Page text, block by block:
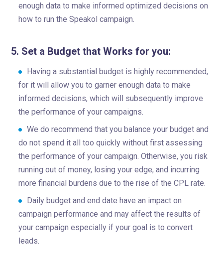
enough data to make informed optimized decisions on
how to run the Speakol campaign.
5. Set a Budget that Works for you:
Having a substantial budget is highly recommended,
for it will allow you to garner enough data to make
informed decisions, which will subsequently improve
the performance of your campaigns.
We do recommend that you balance your budget and
do not spend it all too quickly without first assessing
the performance of your campaign. Otherwise, you risk
running out of money, losing your edge, and incurring
more financial burdens due to the rise of the CPL rate.
Daily budget and end date have an impact on
campaign performance and may affect the results of
your campaign especially if your goal is to convert
leads.